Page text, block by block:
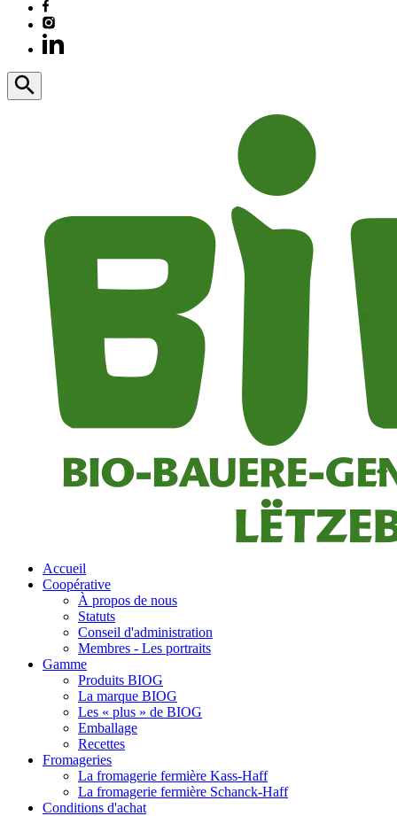
Accueil
Coopérative
À propos de nous
Statuts
Conseil d'administration
Membres - Les portraits
Gamme
Produits BIOG
La marque BIOG
Les « plus » de BIOG
Emballage
Recettes
Fromageries
La fromagerie fermière Kass-Haff
La fromagerie fermière Schanck-Haff
Conditions d'achat